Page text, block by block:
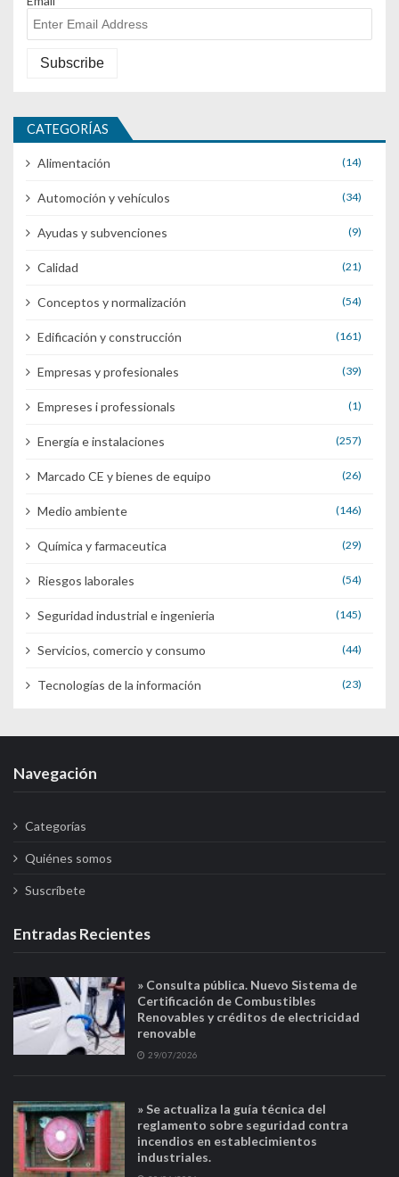
CATEGORÍAS
Alimentación (14)
Automoción y vehículos (34)
Ayudas y subvenciones (9)
Calidad (21)
Conceptos y normalización (54)
Edificación y construcción (161)
Empresas y profesionales (39)
Empreses i professionals (1)
Energía e instalaciones (257)
Marcado CE y bienes de equipo (26)
Medio ambiente (146)
Química y farmaceutica (29)
Riesgos laborales (54)
Seguridad industrial e ingenieria (145)
Servicios, comercio y consumo (44)
Tecnologías de la información (23)
Navegación
Categorías
Quiénes somos
Suscríbete
Entradas Recientes
» Consulta pública. Nuevo Sistema de
Certificación de Combustibles
Renovables y créditos de electricidad
renovable
29/07/2026
» Se actualiza la guía técnica del
reglamento sobre seguridad contra
incendios en establecimientos
industriales.